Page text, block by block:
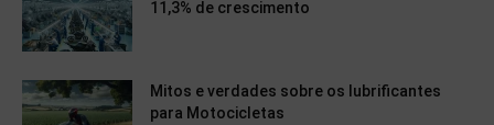
11,3% de crescimento
Mitos e verdades sobre os lubrificantes
para Motocicletas